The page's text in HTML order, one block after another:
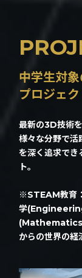
中学生対
プロジェク
最新の3D技術
様々な分野で活
を深く追求で
ト。
※STEAM教育
学
(Mathematics)
からの世界の経